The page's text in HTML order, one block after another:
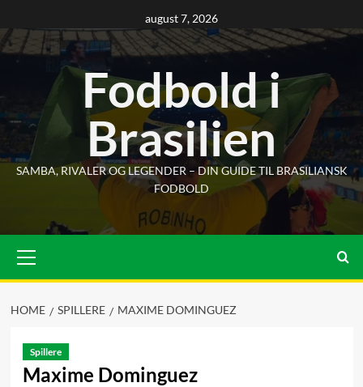
to
content
august 7, 2026
Fodbold i
Brasilien
SAMBA, RIVALER OG LEGENDER – DIN GUIDE TIL BRASILIANSK
FODBOLD
Menu
HOME SPILLERE MAXIME DOMINGUEZ
Spillere
Maxime Dominguez